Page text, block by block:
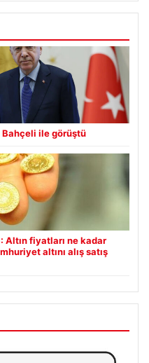
Bahçeli ile görüştü
Altın fiyatları ne kadar
altını alış satış